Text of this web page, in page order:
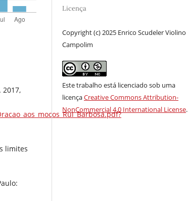
2017,
limites
Licença
Copyright (c) 2025 Enrico Scudeler Violino
Campolim
Este trabalho está licenciado sob uma
licençaCreative Commons Attribution-
NonCommercial 4.0 International License.